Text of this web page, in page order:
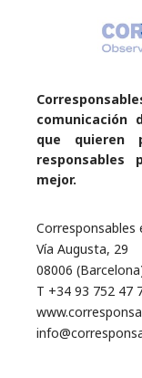
comunicación
que quieren
responsables
mejor.
Corresponsables
Vía Augusta, 29
08006
T +34 93 752 47